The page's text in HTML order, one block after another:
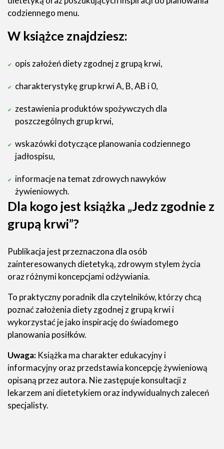
codziennego menu.
W książce znajdziesz:
opis założeń diety zgodnej z grupą krwi,
charakterystykę grup krwi A, B, AB i 0,
zestawienia produktów spożywczych dla
poszczególnych grup krwi,
wskazówki dotyczące planowania codziennego
jadłospisu,
informacje na temat zdrowych nawyków
żywieniowych.
Dla kogo jest książka „Jedz zgodnie z
grupą krwi”?
Publikacja jest przeznaczona dla osób
zainteresowanych dietetyką, zdrowym stylem życia
oraz różnymi koncepcjami odżywiania.
To praktyczny poradnik dla czytelników, którzy chcą
poznać założenia diety zgodnej z grupą krwi i
wykorzystać je jako inspirację do świadomego
planowania posiłków.
Uwaga: Książka ma charakter edukacyjny i
informacyjny oraz przedstawia koncepcję żywieniową
opisaną przez autora. Nie zastępuje konsultacji z
lekarzem ani dietetykiem oraz indywidualnych zaleceń
specjalisty.